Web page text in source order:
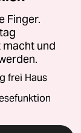
Finger.
und
frei Haus